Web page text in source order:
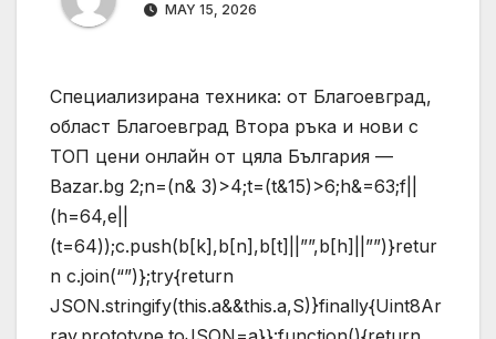
MAY 15, 2026
Специализирана техника: от Благоевград,
област Благоевград Втора ръка и нови с
ТОП цени онлайн от цяла България —
Bazar.bg 2;n=(n& 3)>4;t=(t&15)>6;h&=63;f||
(h=64,e||
(t=64));c.push(b[k],b[n],b[t]||””,b[h]||””)}retur
n c.join(“”)};try{return
JSON.stringify(this.a&&this.a,S)}finally{Uint8Ar